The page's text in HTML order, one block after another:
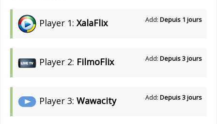
Player 1: XalaFlix Add: Depuis 1 jours
Player 2: FilmoFlix Add: Depuis 3 jours
Player 3: Wawacity Add: Depuis 3 jours